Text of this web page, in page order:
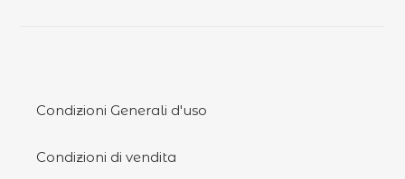
Condizioni Generali d'uso
Condizioni di vendita